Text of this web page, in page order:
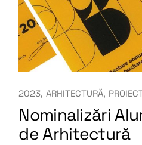
2023 ARHITECTURĂ
Nominalizări
de Arhitectură